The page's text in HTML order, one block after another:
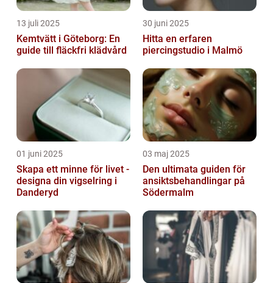
13 juli 2025
Kemtvätt i Göteborg: En
guide till fläckfri klädvård
30 juni 2025
Hitta en erfaren
piercingstudio i Malmö
01 juni 2025
Skapa ett minne för livet -
designa din vigselring i
Danderyd
03 maj 2025
Den ultimata guiden för
ansiktsbehandlingar på
Södermalm